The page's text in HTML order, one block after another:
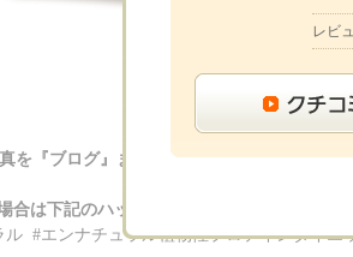
を『ブログ』または『Instagram』に感想を
合は下記のハッシュタグを付けて投稿してく
ル #エンナチュラル植物性プロテインダイ
レビ